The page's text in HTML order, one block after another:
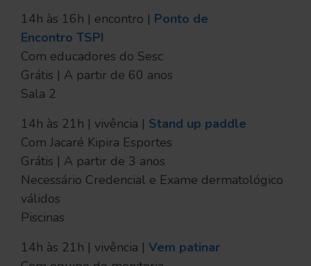
14h às 16h | encontro | Ponto de
Encontro TSPI
Com educadores do Sesc
Grátis | A partir de 60 anos
Sala 2
14h às 21h | vivência | Stand up paddle
Com Jacaré Kipira Esportes
Grátis | A partir de 3 anos
Necessário Credencial e Exame dermatológico
válidos
Piscinas
14h às 21h | vivência | Vem patinar